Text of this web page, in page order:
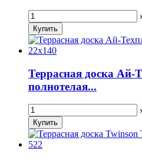
Террасная доска Ай-
полнотелая...